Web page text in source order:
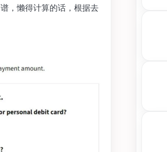
，懒得计算的话，根据去